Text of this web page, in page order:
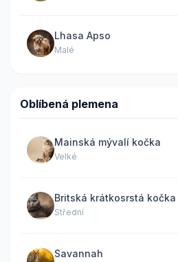
Lhasa Apso
Malé
Oblíbená plemena
Mainská mývalí kočka
Velké
Britská krátkosrstá kočka
Střední
Savannah